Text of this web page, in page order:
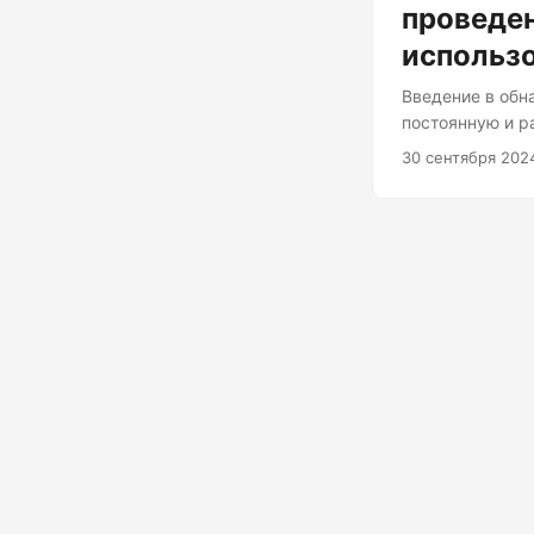
Введение в
постоянную и
становятся
30 сентября